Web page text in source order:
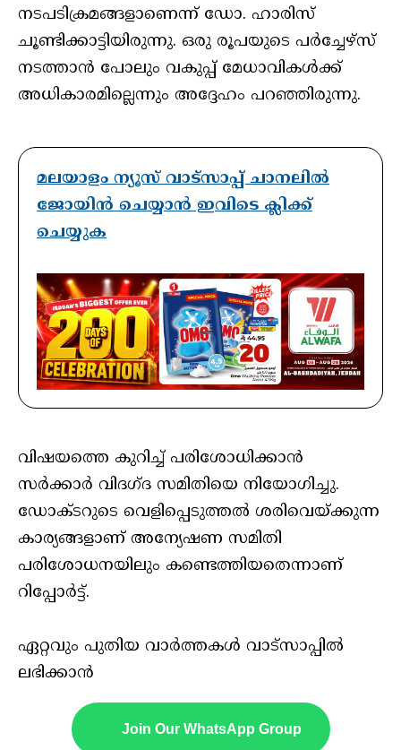
നടപടിക്രമങ്ങളാണെന്ന് ഡോ. ഹാരിസ്
ചൂണ്ടിക്കാട്ടിയിരുന്നു. ഒരു രൂപയുടെ പര്‍ച്ചേഴ്‌സ്
നടത്താന്‍ പോലും വകുപ്പ് മേധാവികള്‍ക്ക്
അധികാരമില്ലെന്നും അദ്ദേഹം പറഞ്ഞിരുന്നു.
മലയാളം ന്യൂസ് വാട്സാപ്പ് ചാനലിൽ
ജോയിൻ ചെയ്യാൻ ഇവിടെ ക്ലിക്ക്
ചെയ്യുക
വിഷയത്തെ കുറിച്ച് പരിശോധിക്കാന്‍
സര്‍ക്കാര്‍ വിദഗ്ദ സമിതിയെ നിയോഗിച്ചു.
ഡോക്ടറുടെ വെളിപ്പെടുത്തല്‍ ശരിവെയ്ക്കുന്ന
കാര്യങ്ങളാണ് അന്യേഷണ സമിതി
പരിശോധനയിലും കണ്ടെത്തിയതെന്നാണ്
റിപ്പോര്‍ട്ട്.
ഏറ്റവും പുതിയ വാർത്തകൾ വാട്സാപ്പിൽ
ലഭിക്കാൻ
Join Our WhatsApp Group